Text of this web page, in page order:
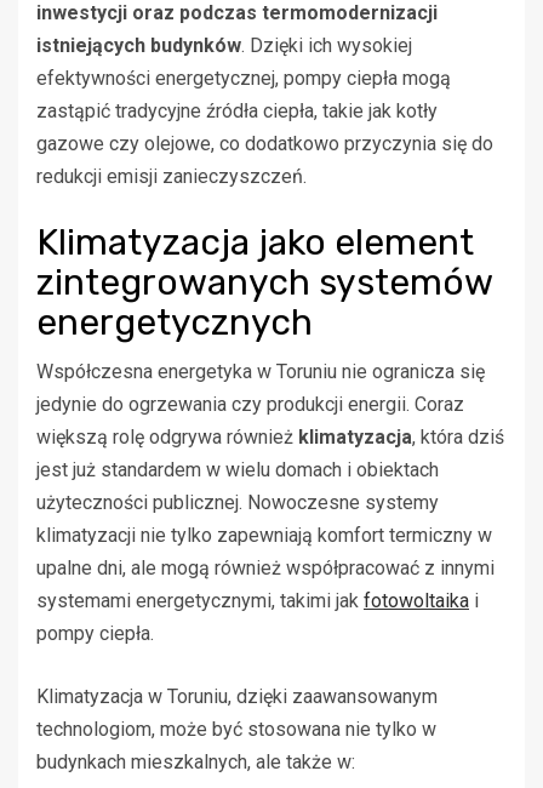
inwestycji oraz podczas termomodernizacji
istniejących budynków. Dzięki ich wysokiej
efektywności energetycznej, pompy ciepła mogą
zastąpić tradycyjne źródła ciepła, takie jak kotły
gazowe czy olejowe, co dodatkowo przyczynia się do
redukcji emisji zanieczyszczeń.
Klimatyzacja jako element
zintegrowanych systemów
energetycznych
Współczesna energetyka w Toruniu nie ogranicza się
jedynie do ogrzewania czy produkcji energii. Coraz
większą rolę odgrywa również klimatyzacja, która dziś
jest już standardem w wielu domach i obiektach
użyteczności publicznej. Nowoczesne systemy
klimatyzacji nie tylko zapewniają komfort termiczny w
upalne dni, ale mogą również współpracować z innymi
systemami energetycznymi, takimi jak fotowoltaika i
pompy ciepła.
Klimatyzacja w Toruniu, dzięki zaawansowanym
technologiom, może być stosowana nie tylko w
budynkach mieszkalnych, ale także w: